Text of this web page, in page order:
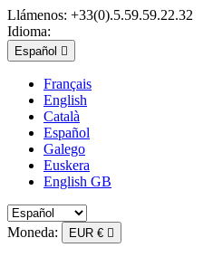
Llámenos: +33(0).5.59.59.22.32
Idioma:
Español 
Français
English
Català
Español
Galego
Euskera
English GB
Moneda: EUR € 